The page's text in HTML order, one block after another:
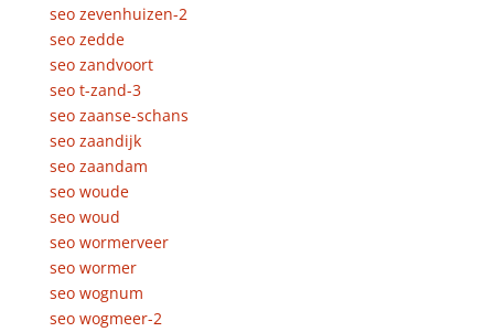
seo zevenhuizen-2
seo zedde
seo zandvoort
seo t-zand-3
seo zaanse-schans
seo zaandijk
seo zaandam
seo woude
seo woud
seo wormerveer
seo wormer
seo wognum
seo wogmeer-2